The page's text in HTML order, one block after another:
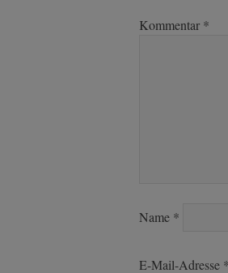
Kommentar *
Name *
E-Mail-Adresse *